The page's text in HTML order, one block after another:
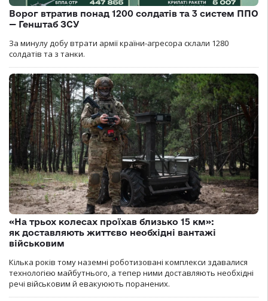
Ворог втратив понад 1200 солдатів та 3 систем ППО
— Генштаб ЗСУ
За минулу добу втрати армії країни-агресора склали 1280
солдатів та з танки.
«На трьох колесах проїхав близько 15 км»:
як доставляють життєво необхідні вантажі
військовим
Кілька років тому наземні роботизовані комплекси здавалися
технологією майбутнього, а тепер ними доставляють необхідні
речі військовим й евакуюють поранених.